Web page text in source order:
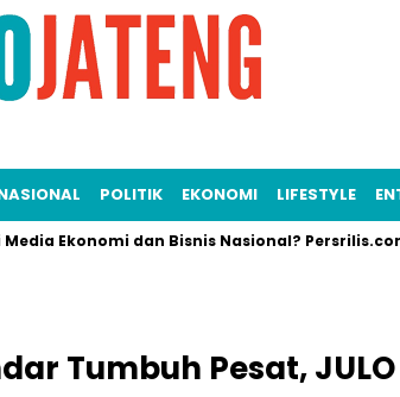
POLITIK EKONOMI LIFESTYLE
dan Bisnis Nasional? Persrilis.com Siap
Tumbuh Pesat,